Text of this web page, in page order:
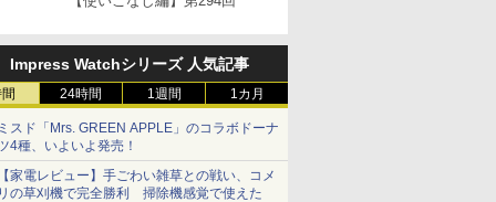
Impress Watchシリーズ 人気記事
24時間 1週間 1カ月
スド「Mrs. GREEN APPLE」のコラボドーナ
4種、いよいよ発売！
家電レビュー】手ごわい雑草との戦い、コメ
の草刈機で完全勝利 掃除機感覚で使えた